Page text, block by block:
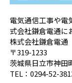
電気通信工事や電
式会社鎌倉電通に
株式会社鎌倉電通
〒319-1233
茨城県日立市神田
TEL：0294-52-